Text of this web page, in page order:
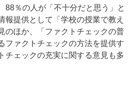
88％の人が「不十分だと思う」と
報提供として「学校の授業で教え
のほか、「ファクトチェックの普
ファクトチェックの方法を提供す
チェックの充実に関する意見も多